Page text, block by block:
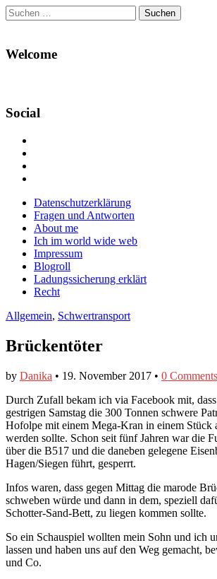
Suchen
nach:
Welcome
Social
Facebook
anzeigen
Twitter
anzeigen
auf
Instagram
anzeigen
Main
menu
Skip
content
Datenschutzerklärung
Fragen und Antworten
About me
Ich im world wide web
Impressum
Blogroll
Ladungssicherung erklärt
Recht
Allgemein, Schwertransport
Brückentöter
by Danika • 19. November 2017 • 0 Comments
Durch Zufall bekam ich via Facebook mit,
gestrigen Samstag die 300 Tonnen schwere
Hofolpe mit einem Mega-Kran in einem Stück
werden sollte. Schon seit fünf Jahren war die
über die B517 und die daneben gelegene
Hagen/Siegen führt, gesperrt.
Infos waren, dass gegen Mittag die marode
schweben würde und dann in dem, speziell
Schotter-Sand-Bett, zu liegen kommen sollte.
So ein Schauspiel wollten mein Sohn und ich
lassen und haben uns auf den Weg gemacht,
und Co.